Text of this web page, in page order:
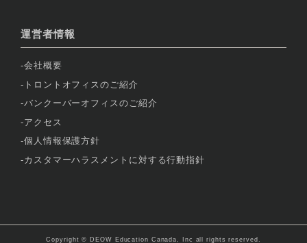
運営者情報
会社概要
トロントオフィスのご紹介
バンクーバーオフィスのご紹介
アクセス
個人情報保護方針
カスタマーハラスメントに対する行動指針
Copyright © DEOW Education Canada, Inc all rights reserved.